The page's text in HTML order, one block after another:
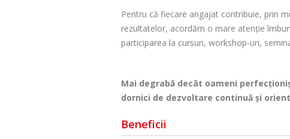
Pentru că fiecare angajat contribuie, prin
rezultatelor, acordăm o mare atenție
participarea la cursuri, workshop-uri,
Mai degrabă decât oameni
dornici de dezvoltare continuă și
Beneficii